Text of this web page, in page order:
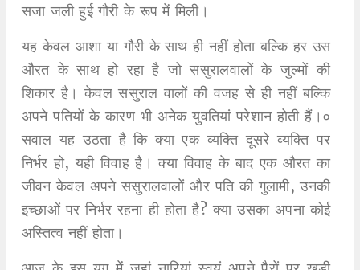
सजा जली हुई गौरी के रूप में मिली।
यह केवल आशा या गौरी के साथ ही नहीं होता बल्कि हर उस
औरत के साथ हो रहा है जो ससुरालवालों के जुल्मों की
शिकार है। केवल ससुराल वालों की वजह से ही नहीं बल्कि
अपने पतियों के कारण भी अनेक युवतियां परेशान होती हैं।०
सवाल यह उठता है कि क्या एक व्यक्ति दूसरे व्यक्ति पर
निर्भर हो, यही विवाह है। क्या विवाह के बाद एक औरत का
जीवन केवल अपने ससुरालवालों और पति की गुलामी, उनकी
इच्छाओं पर निर्भर रहना ही होता है? क्या उसका अपना कोई
अस्तित्व नहीं होता।